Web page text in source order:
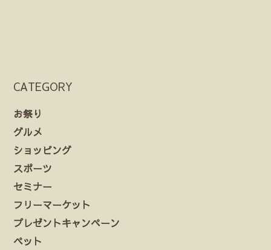
CATEGORY
お祭り
グルメ
ショッピング
スポーツ
セミナー
フリーマーケット
プレゼントキャンペーン
ペット